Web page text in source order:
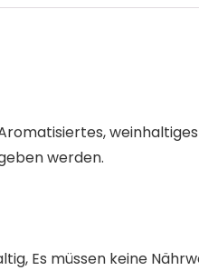
werden.
Es müssen keine